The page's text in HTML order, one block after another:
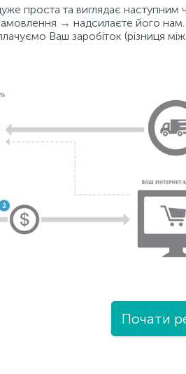
проста та виглядає
→ надсилаєте його
Ваш заробіток
Почати